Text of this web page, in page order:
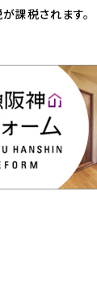
課税されます。